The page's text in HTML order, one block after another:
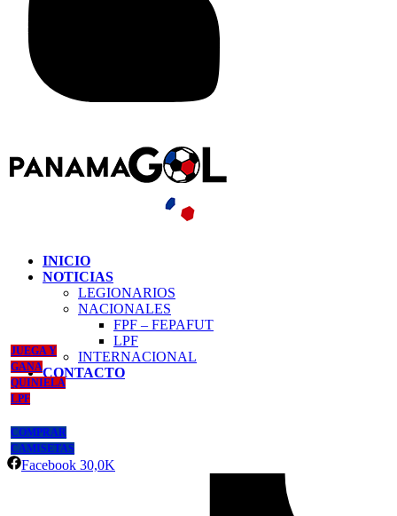
INICIO
NOTICIAS
LEGIONARIOS
NACIONALES
FPF – FEPAFUT
LPF
INTERNACIONAL
CONTACTO
JUEGA Y
GANA
QUINIELA
LPF
COMPRAR
CAMISETAS
Facebook 30,0K